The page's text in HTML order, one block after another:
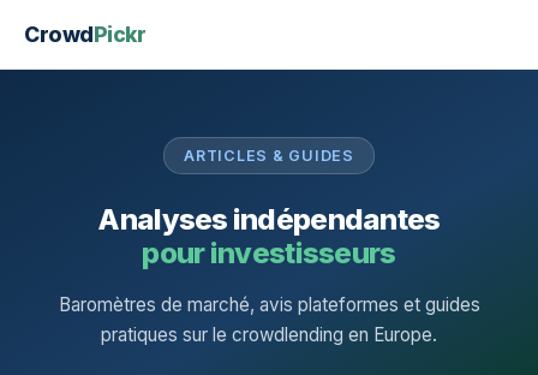
CrowdPickr
ARTICLES & GUIDES
Analyses indépendantes
pour investisseurs
Baromètres de marché, avis plateformes et guides
pratiques sur le crowdlending en Europe.